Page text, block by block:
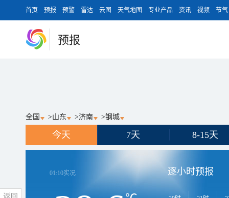
首页 预报 预警 雷达 云图 天气地图 专业产品 资讯 视频 节气
预报
全国 >山东 >济南 >钢城
今天 7天 8-15天
01:10实况 逐小时预报